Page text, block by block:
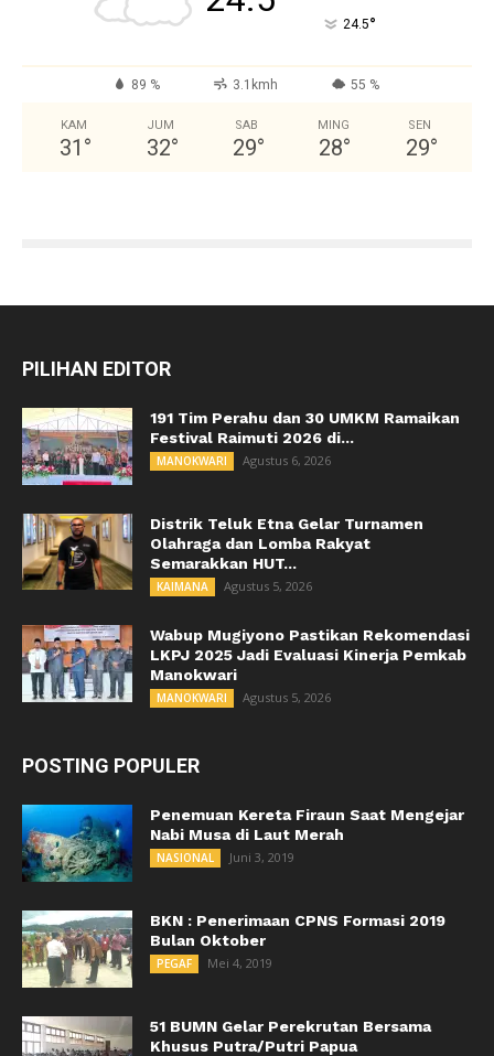
24.5°
89 % 3.1kmh 55 %
KAM
31 °
JUM
32°
SAB
29°
MING
28°
SEN
29°
PILIHAN EDITOR
191 Tim Perahu dan 30 UMKM Ramaikan
Festival Raimuti 2026 di...
MANOKWARI Agustus 6, 2026
Distrik Teluk Etna Gelar Turnamen
Olahraga dan Lomba Rakyat
Semarakkan HUT...
KAIMANA Agustus 5, 2026
Wabup Mugiyono Pastikan Rekomendasi
LKPJ 2025 Jadi Evaluasi Kinerja Pemkab
Manokwari
MANOKWARI Agustus 5, 2026
POSTING POPULER
Penemuan Kereta Firaun Saat Mengejar
Nabi Musa di Laut Merah
NASIONAL Juni 3, 2019
BKN : Penerimaan CPNS Formasi 2019
Bulan Oktober
PEGAF Mei 4, 2019
51 BUMN Gelar Perekrutan Bersama
Khusus Putra/Putri Papua